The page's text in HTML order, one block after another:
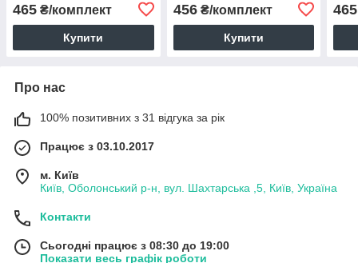
465 ₴/комплект
Купити
456₴/комплект
Купити
465
Про нас
100% позитивних з 31 відгука за рік
Працює з 03.10.2017
м. Київ
Київ, Оболонський р-н, вул. Шахтарська ,5, Київ, Україна
Контакти
Сьогодні працює з 08:30 до 19:00
Показати весь графік роботи